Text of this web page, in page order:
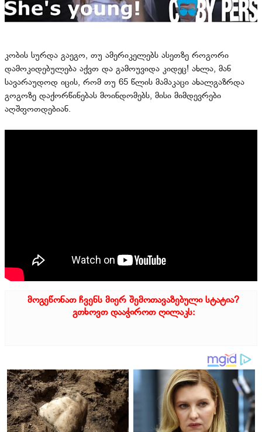
კობის სურდა გაეგო, თუ ამერიკელებს ასეთზე როგორი
დამოკიდებულება აქვთ და გამოუვიდა კიდეც! ახლა, მან
სავარაუდოდ იცის, რომ თუ 65 წლის მამაკაცი ახალგაზრდა
გოგოზე დაქორწინებას მოინდომებს, მისი მიმდევრები
აღშფოთდებიან.
მოგეწონათ ჩვენს მიერ შემოთავაზებული სტატია?
გთხოვთ დააჭიროთ ღილაკს: